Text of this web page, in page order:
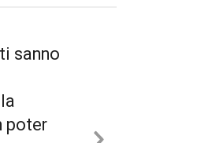
sanno
poter